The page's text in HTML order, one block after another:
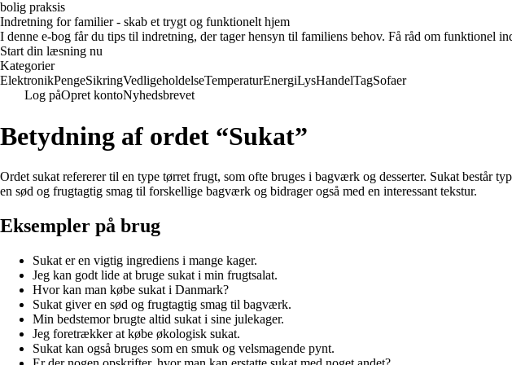
bolig praksis
Indretning for familier - skab et trygt og funktionelt hjem
I denne e-bog får du tips til indretning, der tager hensyn til familiens behov. Få råd om funktionel
Start din læsning nu
Kategorier
ElektronikPengeSikringVedligeholdelseTemperaturEnergiLysHandelTagSofaer
Log påOpret kontoNyhedsbrevet
Betydning af ordet “Sukat”
Ordet sukat refererer til en type tørret frugt, som ofte bruges i bagværk og desserter. Sukat består
en sød og frugtagtig smag til forskellige bagværk og bidrager også med en interessant tekstur.
Eksempler på brug
Sukat er en vigtig ingrediens i mange kager.
Jeg kan godt lide at bruge sukat i min frugtsalat.
Hvor kan man købe sukat i Danmark?
Sukat giver en sød og frugtagtig smag til bagværk.
Min bedstemor brugte altid sukat i sine julekager.
Jeg foretrækker at købe økologisk sukat.
Sukat kan også bruges som en smuk og velsmagende pynt.